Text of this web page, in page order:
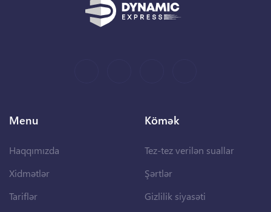
Menu
Haqqımızda
Xidmətlər
Tariflər
Kömək
Tez-tez verilən suallar
Şərtlər
Gizlilik siyasəti